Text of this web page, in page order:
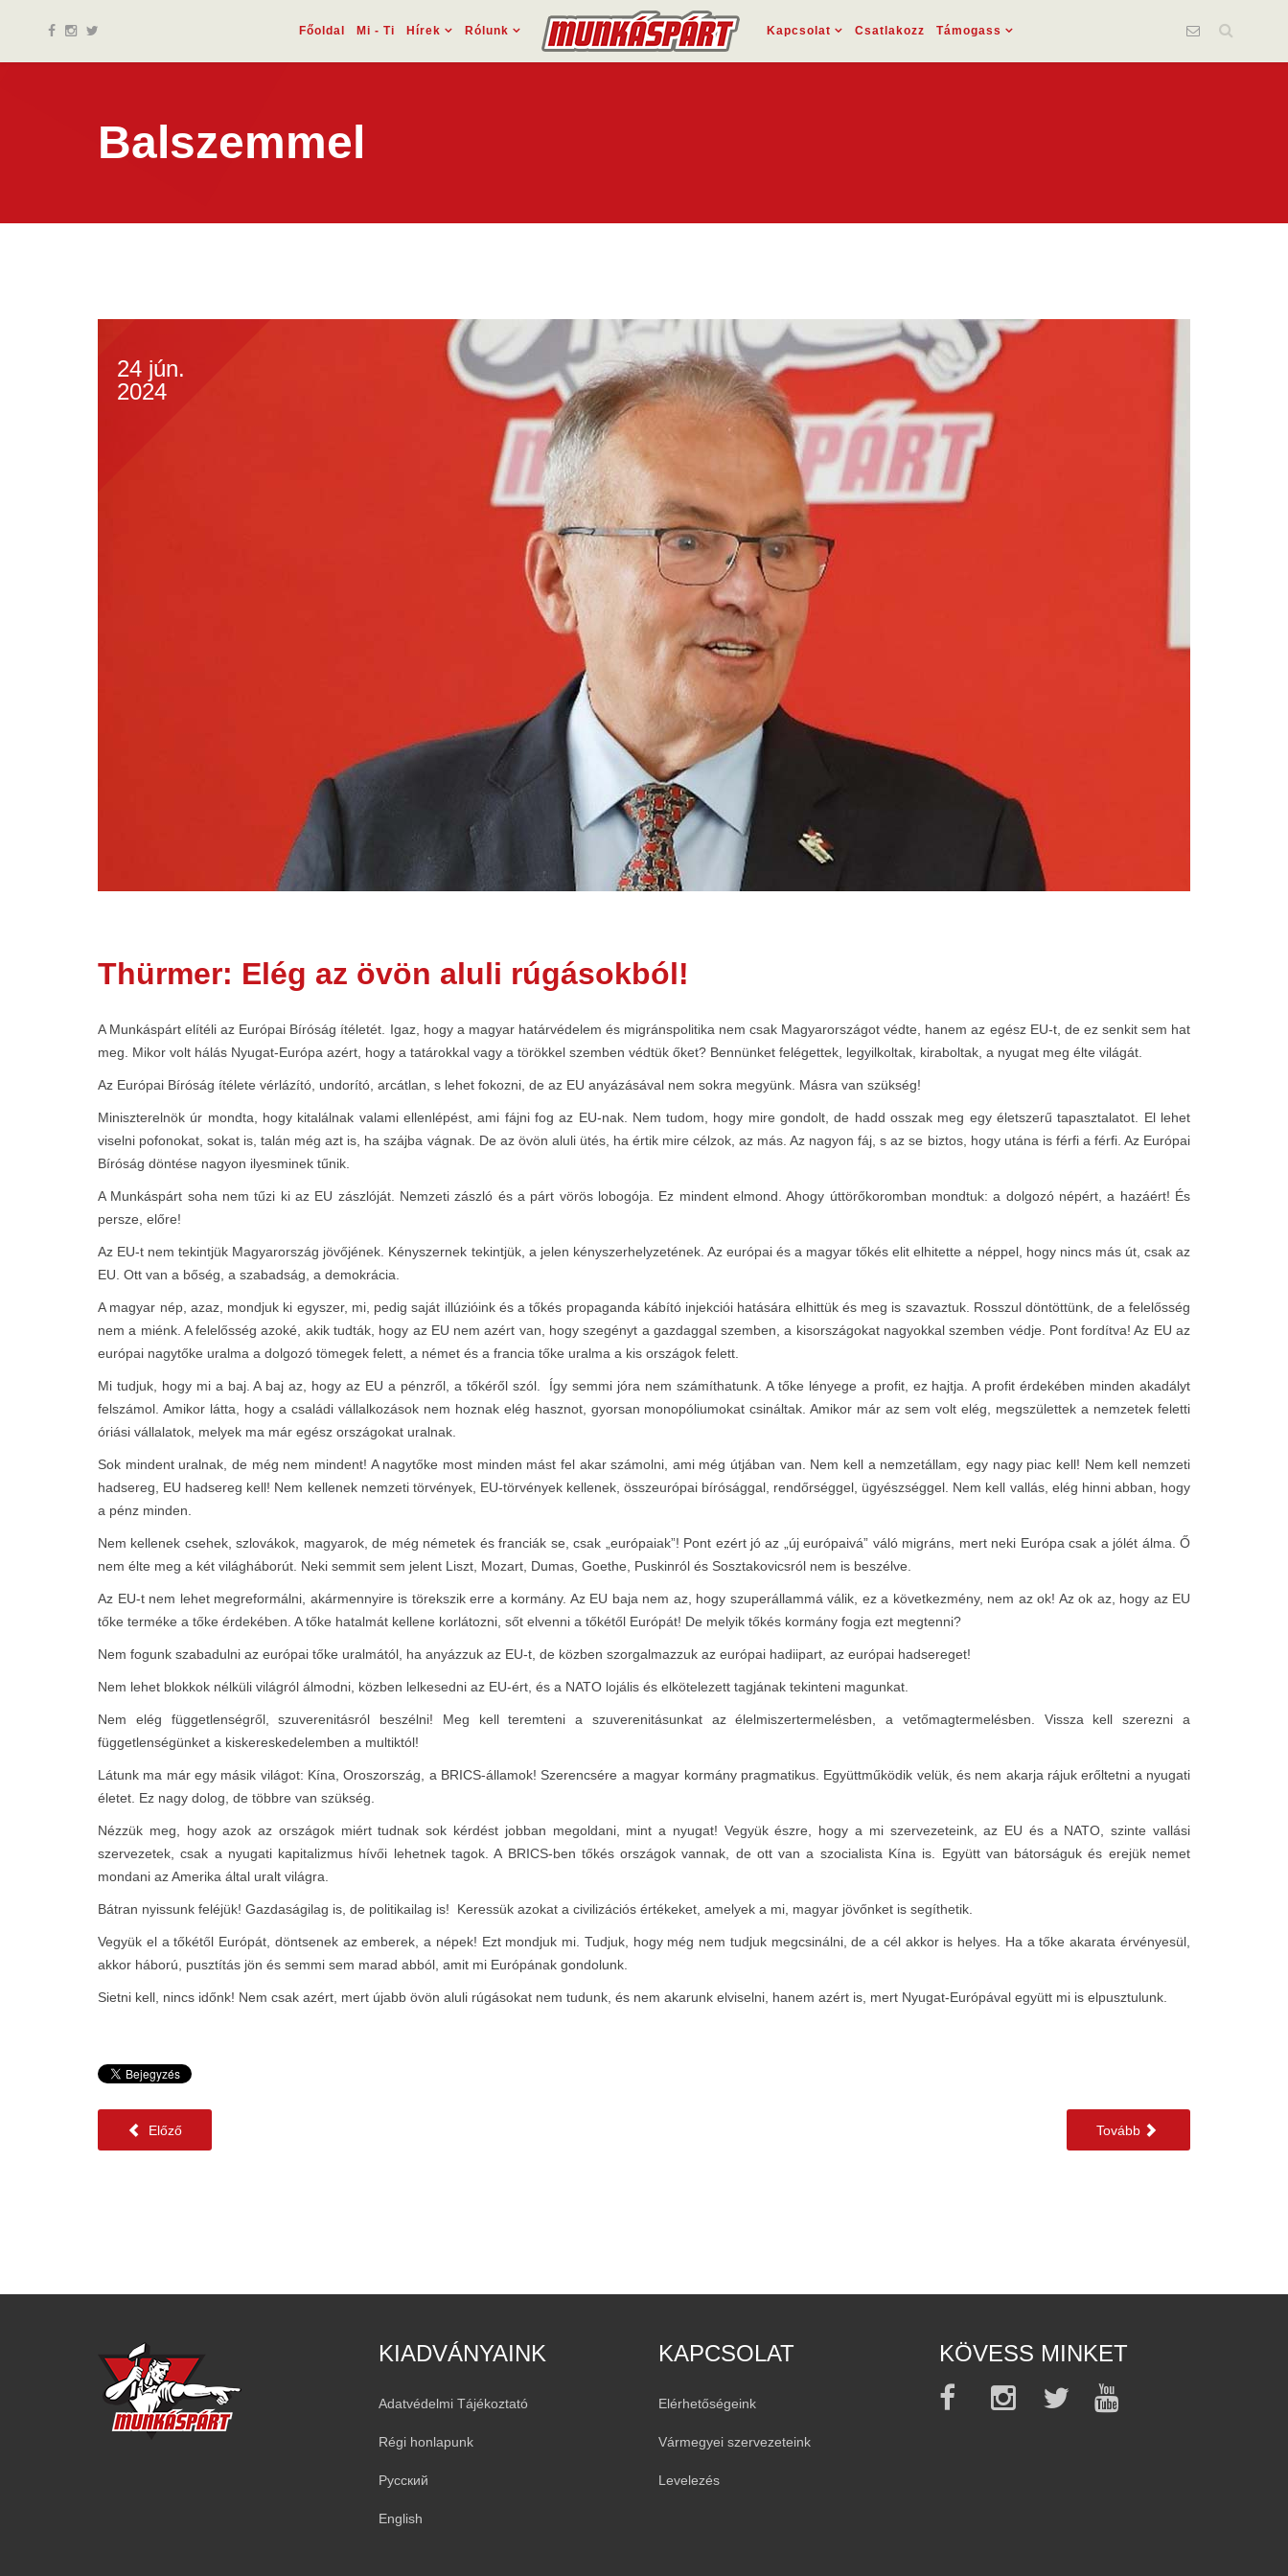
Főoldal Mi - Ti Hírek Rólunk Kapcsolat Csatlakozz Támogass
Balszemmel
24 jún.
2024
Thürmer: Elég az övön aluli rúgásokból!
A Munkáspárt elítéli az Európai Bíróság ítéletét. Igaz, hogy a magyar határvédelem és migránspolitika nem csak Magyarországot védte, hanem az egész EU-t, de ez senkit sem hat
meg. Mikor volt hálás Nyugat-Európa azért, hogy a tatárokkal vagy a törökkel szemben védtük őket? Bennünket felégettek, legyilkoltak, kiraboltak, a nyugat meg élte világát.
Az Európai Bíróság ítélete vérlázító, undorító, arcátlan, s lehet fokozni, de az EU anyázásával nem sokra megyünk. Másra van szükség!
Miniszterelnök úr mondta, hogy kitalálnak valami ellenlépést, ami fájni fog az EU-nak. Nem tudom, hogy mire gondolt, de hadd osszak meg egy életszerű tapasztalatot. El lehet
viselni pofonokat, sokat is, talán még azt is, ha szájba vágnak. De az övön aluli ütés, ha értik mire célzok, az más. Az nagyon fáj, s az se biztos, hogy utána is férfi a férfi. Az Európai
Bíróság döntése nagyon ilyesminek tűnik.
A Munkáspárt soha nem tűzi ki az EU zászlóját. Nemzeti zászló és a párt vörös lobogója. Ez mindent elmond. Ahogy úttörőkoromban mondtuk: a dolgozó népért, a hazáért! És
persze, előre!
Az EU-t nem tekintjük Magyarország jövőjének. Kényszernek tekintjük, a jelen kényszerhelyzetének. Az európai és a magyar tőkés elit elhitette a néppel, hogy nincs más út, csak az
EU. Ott van a bőség, a szabadság, a demokrácia.
A magyar nép, azaz, mondjuk ki egyszer, mi, pedig saját illúzióink és a tőkés propaganda kábító injekciói hatására elhittük és meg is szavaztuk. Rosszul döntöttünk, de a felelősség
nem a miénk. A felelősség azoké, akik tudták, hogy az EU nem azért van, hogy szegényt a gazdaggal szemben, a kisországokat nagyokkal szemben védje. Pont fordítva! Az EU az
európai nagytőke uralma a dolgozó tömegek felett, a német és a francia tőke uralma a kis országok felett.
Mi tudjuk, hogy mi a baj. A baj az, hogy az EU a pénzről, a tőkéről szól. Így semmi jóra nem számíthatunk. A tőke lényege a profit, ez hajtja. A profit érdekében minden akadályt
felszámol. Amikor látta, hogy a családi vállalkozások nem hoznak elég hasznot, gyorsan monopóliumokat csináltak. Amikor már az sem volt elég, megszülettek a nemzetek feletti
óriási vállalatok, melyek ma már egész országokat uralnak.
Sok mindent uralnak, de még nem mindent! A nagytőke most minden mást fel akar számolni, ami még útjában van. Nem kell a nemzetállam, egy nagy piac kell! Nem kell nemzeti
hadsereg, EU hadsereg kell! Nem kellenek nemzeti törvények, EU-törvények kellenek, összeurópai bírósággal, rendőrséggel, ügyészséggel. Nem kell vallás, elég hinni abban, hogy
a pénz minden.
Nem kellenek csehek, szlovákok, magyarok, de még németek és franciák se, csak „európaiak”! Pont ezért jó az „új európaivá” váló migráns, mert neki Európa csak a jólét álma. Ő
nem élte meg a két világháborút. Neki semmit sem jelent Liszt, Mozart, Dumas, Goethe, Puskinról és Sosztakovicsról nem is beszélve.
Az EU-t nem lehet megreformálni, akármennyire is törekszik erre a kormány. Az EU baja nem az, hogy szuperállammá válik, ez a következmény, nem az ok! Az ok az, hogy az EU
tőke terméke a tőke érdekében. A tőke hatalmát kellene korlátozni, sőt elvenni a tőkétől Európát! De melyik tőkés kormány fogja ezt megtenni?
Nem fogunk szabadulni az európai tőke uralmától, ha anyázzuk az EU-t, de közben szorgalmazzuk az európai hadiipart, az európai hadsereget!
Nem lehet blokkok nélküli világról álmodni, közben lelkesedni az EU-ért, és a NATO lojális és elkötelezett tagjának tekinteni magunkat.
Nem elég függetlenségről, szuverenitásról beszélni! Meg kell teremteni a szuverenitásunkat az élelmiszertermelésben, a vetőmagtermelésben. Vissza kell szerezni a
függetlenségünket a kiskereskedelemben a multiktól!
Látunk ma már egy másik világot: Kína, Oroszország, a BRICS-államok! Szerencsére a magyar kormány pragmatikus. Együttműködik velük, és nem akarja rájuk erőltetni a nyugati
életet. Ez nagy dolog, de többre van szükség.
Nézzük meg, hogy azok az országok miért tudnak sok kérdést jobban megoldani, mint a nyugat! Vegyük észre, hogy a mi szervezeteink, az EU és a NATO, szinte vallási
szervezetek, csak a nyugati kapitalizmus hívői lehetnek tagok. A BRICS-ben tőkés országok vannak, de ott van a szocialista Kína is. Együtt van bátorságuk és erejük nemet
mondani az Amerika által uralt világra.
Bátran nyissunk feléjük! Gazdaságilag is, de politikailag is! Keressük azokat a civilizációs értékeket, amelyek a mi, magyar jövőnket is segíthetik.
Vegyük el a tőkétől Európát, döntsenek az emberek, a népek! Ezt mondjuk mi. Tudjuk, hogy még nem tudjuk megcsinálni, de a cél akkor is helyes. Ha a tőke akarata érvényesül,
akkor háború, pusztítás jön és semmi sem marad abból, amit mi Európának gondolunk.
Sietni kell, nincs időnk! Nem csak azért, mert újabb övön aluli rúgásokat nem tudunk, és nem akarunk elviselni, hanem azért is, mert Nyugat-Európával együtt mi is elpusztulunk.
Előző Tovább
KIADVÁNYAINK
Adatvédelmi Tájékoztató
Régi honlapunk
Русский
English
KAPCSOLAT
Elérhetőségeink
Vármegyei szervezeteink
Levelezés
KÖVESS MINKET